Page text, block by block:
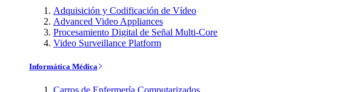
Adquisición y Codificación de Vídeo
Advanced Video Appliances
Procesamiento Digital de Señal Multi-Core
Video Surveillance Platform
Informática Médica
Carros de Enfermería Computarizados